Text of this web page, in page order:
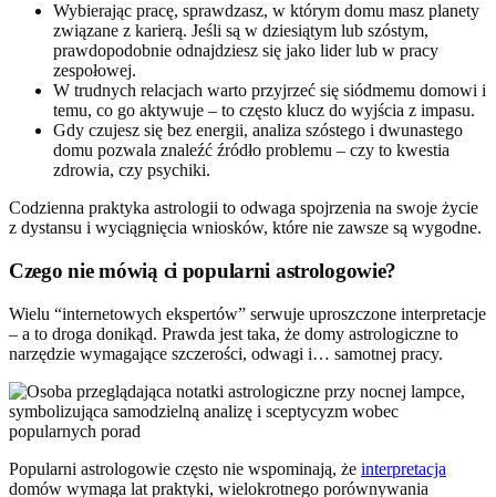
Wybierając pracę, sprawdzasz, w którym domu masz planety
związane z karierą. Jeśli są w dziesiątym lub szóstym,
prawdopodobnie odnajdziesz się jako lider lub w pracy
zespołowej.
W trudnych relacjach warto przyjrzeć się siódmemu domowi i
temu, co go aktywuje – to często klucz do wyjścia z impasu.
Gdy czujesz się bez energii, analiza szóstego i dwunastego
domu pozwala znaleźć źródło problemu – czy to kwestia
zdrowia, czy psychiki.
Codzienna praktyka astrologii to odwaga spojrzenia na swoje życie
z dystansu i wyciągnięcia wniosków, które nie zawsze są wygodne.
Czego nie mówią ci popularni astrologowie?
Wielu “internetowych ekspertów” serwuje uproszczone interpretacje
– a to droga donikąd. Prawda jest taka, że domy astrologiczne to
narzędzie wymagające szczerości, odwagi i… samotnej pracy.
Popularni astrologowie często nie wspominają, że interpretacja
domów wymaga lat praktyki, wielokrotnego porównywania